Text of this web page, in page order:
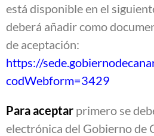
está disponible en el
deberá añadir como
de aceptación:
https://
codWebform=3429
Para aceptar primero se
electrónica del Gobierno de